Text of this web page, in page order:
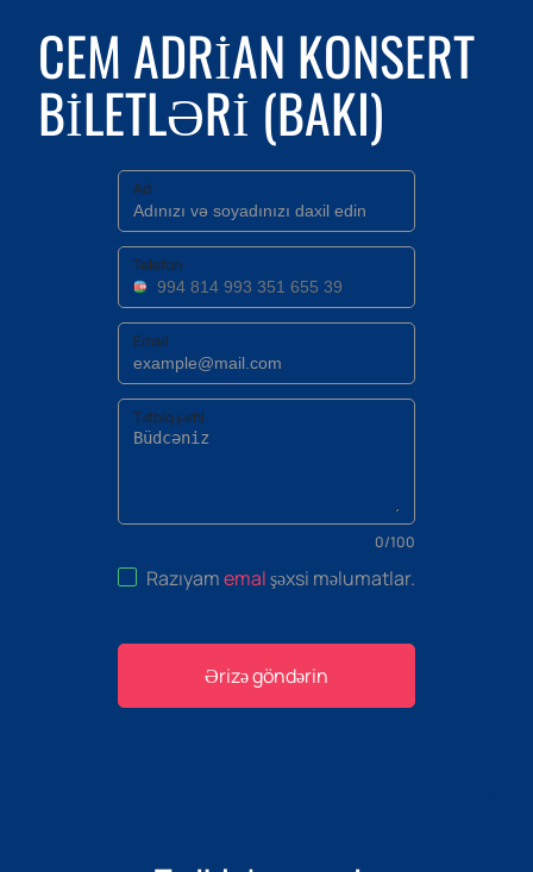
CEM ADRIAN KONSERT
BILETLƏRI (BAKI)
Ad
Telefon
Email
Tətbiq şərhi
0/100
Razıyamemalşəxsi məlumatlar.
Ərizə göndərin